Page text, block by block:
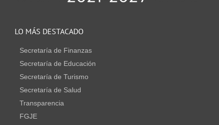
LO MÁS DESTACADO
Secretaría de Finanzas
Secretaría de Educación
Secretaría de Turismo
Secretaría de Salud
Transparencia
FGJE